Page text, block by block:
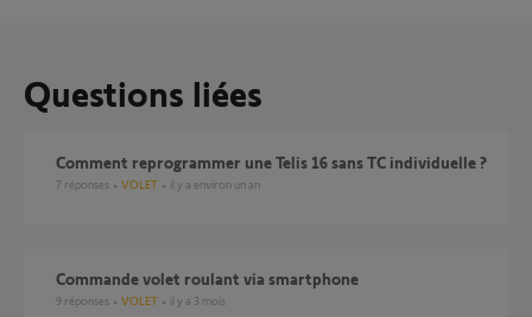
Questions liées
Comment reprogrammer une Telis 16 sans TC individuelle ?
7 réponses VOLET il y a environ un an
Commande volet roulant via smartphone
9 réponses VOLET il y a 3 mois